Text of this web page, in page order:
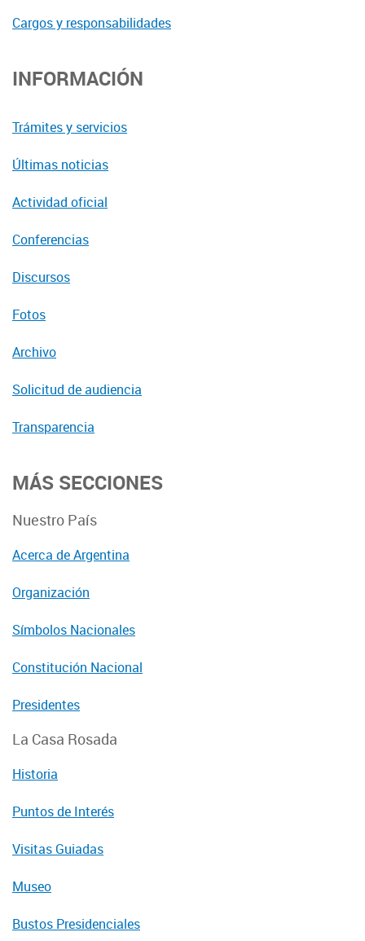
Cargos y responsabilidades
INFORMACIÓN
Trámites y servicios
Últimas noticias
Actividad oficial
Conferencias
Discursos
Fotos
Archivo
Solicitud de audiencia
Transparencia
MÁS SECCIONES
Nuestro País
Acerca de Argentina
Organización
Símbolos Nacionales
Constitución Nacional
Presidentes
La Casa Rosada
Historia
Puntos de Interés
Visitas Guiadas
Museo
Bustos Presidenciales